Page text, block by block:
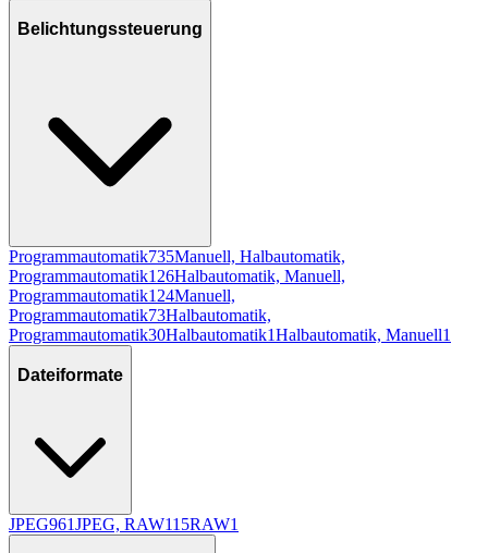
Belichtungssteuerung
Programmautomatik735Manuell, Halbautomatik,
Programmautomatik126Halbautomatik, Manuell,
Programmautomatik124Manuell,
Programmautomatik73Halbautomatik,
Programmautomatik30Halbautomatik1Halbautomatik, Manuell1
Dateiformate
JPEG961JPEG, RAW115RAW1